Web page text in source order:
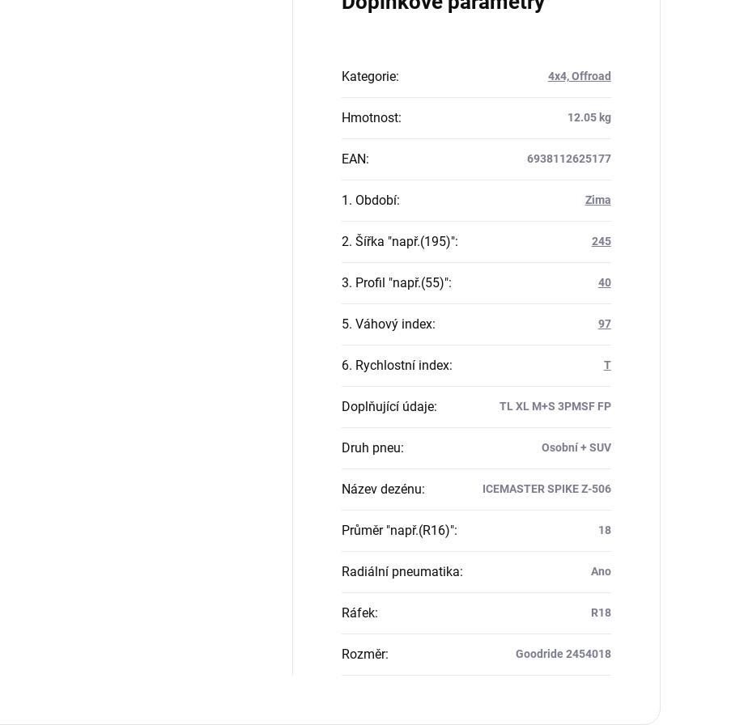
Kategorie: 4x4, Offroad
Hmotnost: 12.05 kg
EAN: 6938112625177
1. Období: Zima
2. Šířka "např.(195)": 245
3. Profil "např.(55)": 40
5. Váhový index: 97
6. Rychlostní index: T
Doplňující údaje: TL XL M+S 3PMSF FP
Druh pneu: Osobní + SUV
Název dezénu: ICEMASTER SPIKE Z-506
Průměr "např.(R16)": 18
Radiální pneumatika: Ano
Ráfek: R18
Rozměr: Goodride 2454018